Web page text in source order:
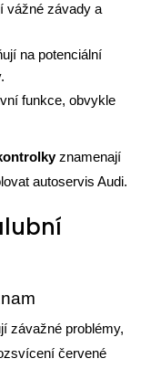
vážné závady a
na potenciální
funkce, obvykle
znamenají
autoservis Audi.
závažné problémy,
červené